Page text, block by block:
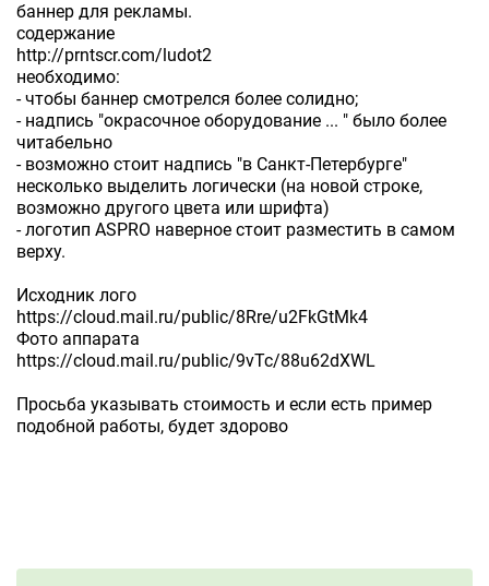
баннер для рекламы.
содержание
http://prntscr.com/ludot2
необходимо:
- чтобы баннер смотрелся более солидно;
- надпись "окрасочное оборудование ... " было более
читабельно
- возможно стоит надпись "в Санкт-Петербурге"
несколько выделить логически (на новой строке,
возможно другого цвета или шрифта)
- логотип ASPRO наверное стоит разместить в самом
верху.
Исходник лого
https://cloud.mail.ru/public/8Rre/u2FkGtMk4
Фото аппарата
https://cloud.mail.ru/public/9vTc/88u62dXWL
Просьба указывать стоимость и если есть пример
подобной работы, будет здорово